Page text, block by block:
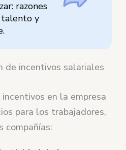
razones
y
de incentivos salariales
en la empresa
para los trabajadores,
compañías: